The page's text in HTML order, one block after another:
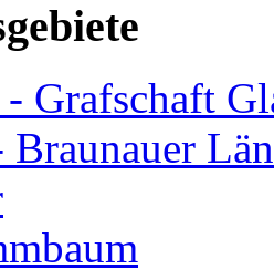
- Grafschaft
Braunauer